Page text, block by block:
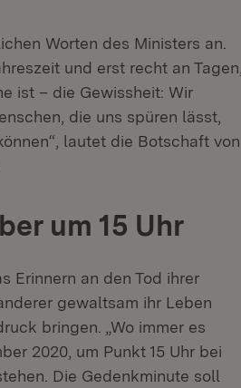
Worten des Ministers an.
und erst recht an Tagen,
ist – die Gewissheit: Wir
die uns spüren lässt,
lautet die Botschaft von
um 15 Uhr
Erinnern an den Tod ihrer
gewaltsam ihr Leben
bringen. „Wo immer es
2020, um Punkt 15 Uhr bei
Die Gedenkminute soll